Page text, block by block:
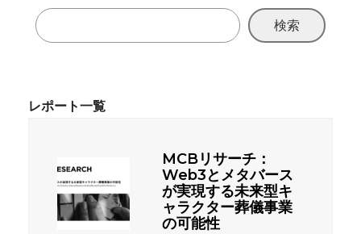
検索
MCBリサーチ：
Web3とメタバース
が実現する未来型キ
ャラクター葬儀事業
の可能性